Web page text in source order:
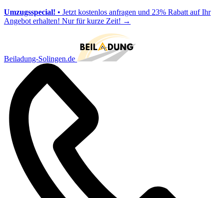
Umzugsspecial! • Jetzt kostenlos anfragen und 23% Rabatt auf Ihr
Angebot erhalten! Nur für kurze Zeit! →
Beiladung-Solingen.de